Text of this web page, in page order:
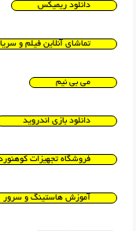
دانلود ریمیکس
تماشای آنلاین فیلم و
می بی نیم
دانلود بازی اندروید
فروشگاه تجهیزات
آموزش هاستینگ و سرور